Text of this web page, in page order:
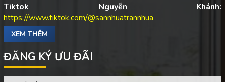
Tiktok Nguyễn Khánh:
https://www.tiktok.com/@sannhuatrannhua
XEM THÊM
ĐĂNG KÝ ƯU ĐÃI